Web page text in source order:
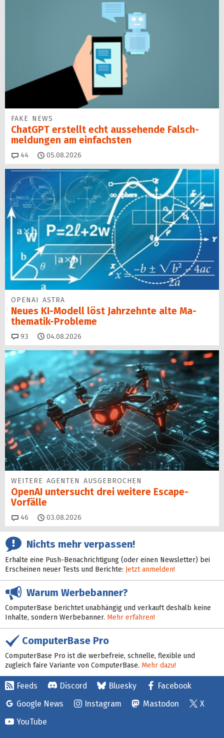
FAKE NEWS
ChatGPT erstellt echt aussehende Falsch­
mel­dungen am einfachsten
44 Kommentare
05.08.2026
OPENAI ASTRA
Neues KI-Modell löst Jahr­zehn­te alte Ma­
thematik-Pro­ble­me
93 Kommentare
04.08.2026
WEITERE AGENTEN AUSGEBROCHEN
OpenAI untersucht drei weitere Escape-
Vorfälle
46 Kommentare
03.08.2026
Nichts mehr verpassen!
Erhalte eine Push-Benachrichtigung (oder einen Newsletter) bei
Erscheinen neuer Tests und Berichte: Jetzt anmelden!
Warum Werbebanner?
ComputerBase berichtet unabhängig und verkauft deshalb keine
Inhalte, sondern Werbebanner. Mehr erfahren!
ComputerBase Pro
ComputerBase Pro ist die werbefreie, schnelle, flexible und
zugleich faire Variante von ComputerBase. Mehr dazu!
Feeds Discord Bluesky
Facebook
Google News
Instagram Mastodon
X
YouTube